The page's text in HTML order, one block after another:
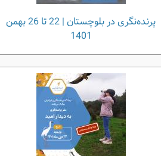
پرنده‌نگری در بلوچستان | 22 تا 26 بهمن
1401